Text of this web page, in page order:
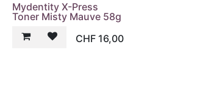
Mydentity X-Press
Toner Misty Mauve 58g
CHF 16,00